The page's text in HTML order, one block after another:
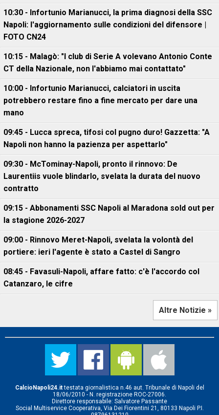
10:30 - Infortunio Marianucci, la prima diagnosi della SSC
Napoli: l'aggiornamento sulle condizioni del difensore |
FOTO CN24
10:15 - Malagò: "I club di Serie A volevano Antonio Conte
CT della Nazionale, non l'abbiamo mai contattato"
10:00 - Infortunio Marianucci, calciatori in uscita
potrebbero restare fino a fine mercato per dare una
mano
09:45 - Lucca spreca, tifosi col pugno duro! Gazzetta: "A
Napoli non hanno la pazienza per aspettarlo"
09:30 - McTominay-Napoli, pronto il rinnovo: De
Laurentiis vuole blindarlo, svelata la durata del nuovo
contratto
09:15 - Abbonamenti SSC Napoli al Maradona sold out per
la stagione 2026-2027
09:00 - Rinnovo Meret-Napoli, svelata la volontà del
portiere: ieri l'agente è stato a Castel di Sangro
08:45 - Favasuli-Napoli, affare fatto: c'è l'accordo col
Catanzaro, le cifre
Altre Notizie »
CalcioNapoli24.ittestata giornalistica n.46 aut. Tribunale di Napoli del
18/06/2010 - N. registrazione ROC-27006.
Direttore responsabile: Salvatore Passante
Social Multiservice Cooperativa, Via Dei Fiorentini 21, 80133 Napoli P.I.